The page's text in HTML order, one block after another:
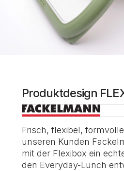
Produktdesign
Frisch, flexibel,
unseren Kunden
mit der Flexibox ein
den Everyday-Lunch